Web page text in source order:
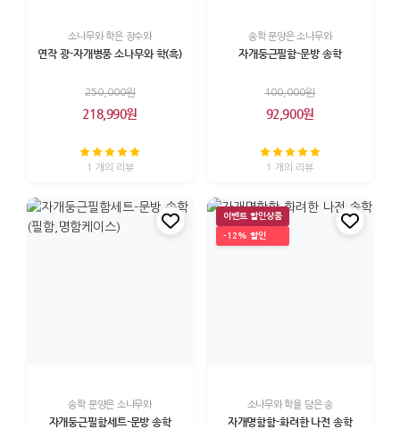
소나무와 학은 장수와
연작 광-자개병풍 소나무와 학(흑)
250,000원
218,990원
1 개의 리뷰
송학 문양은 소나무와
자개둥근필함-문방 송학
100,000원
92,900원
1 개의 리뷰
송학 문양은 소나무와
자개둥근필함세트-문방 송학
이벤트 할인상품
-12% 할인
소나무와 학을 담은 송
자개명함함-화려한 나전 송학